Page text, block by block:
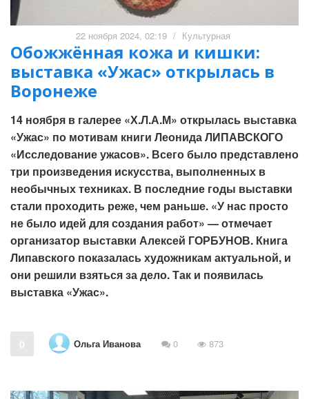
22 ноября 2024, 02:19 / Культурная
Обожжённая кожа и кишки:
выставка «Ужас» открылась в
Воронеже
14 ноября в галерее «Х.Л.А.М» открылась выставка
«Ужас» по мотивам книги Леонида ЛИПАВСКОГО
«Исследование ужасов». Всего было представлено
три произведения искусства, выполненных в
необычных техниках. В последние годы выставки
стали проходить реже, чем раньше. «У нас просто
не было идей для создания работ» — отмечает
организатор выставки Алексей ГОРБУНОВ. Книга
Липавского показалась художникам актуальной, и
они решили взяться за дело. Так и появилась
выставка «Ужас».
0 Ольга Иванова 0 873